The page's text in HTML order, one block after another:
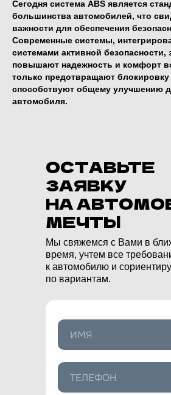
Сегодня система ABS является
большинства автомобилей, что
важности для обеспечения
Современные системы,
системами активной безопасности,
повышают надежность и комфорт
только предотвращают блокировку
способствуют общему улучшению
автомобиля.
ОСТАВЬТЕ
ЗАЯВКУ
НА
МЕЧТЫ
Мы свяжемся с Вами в
время, учтем все
к автомобилю и
по вариантам.